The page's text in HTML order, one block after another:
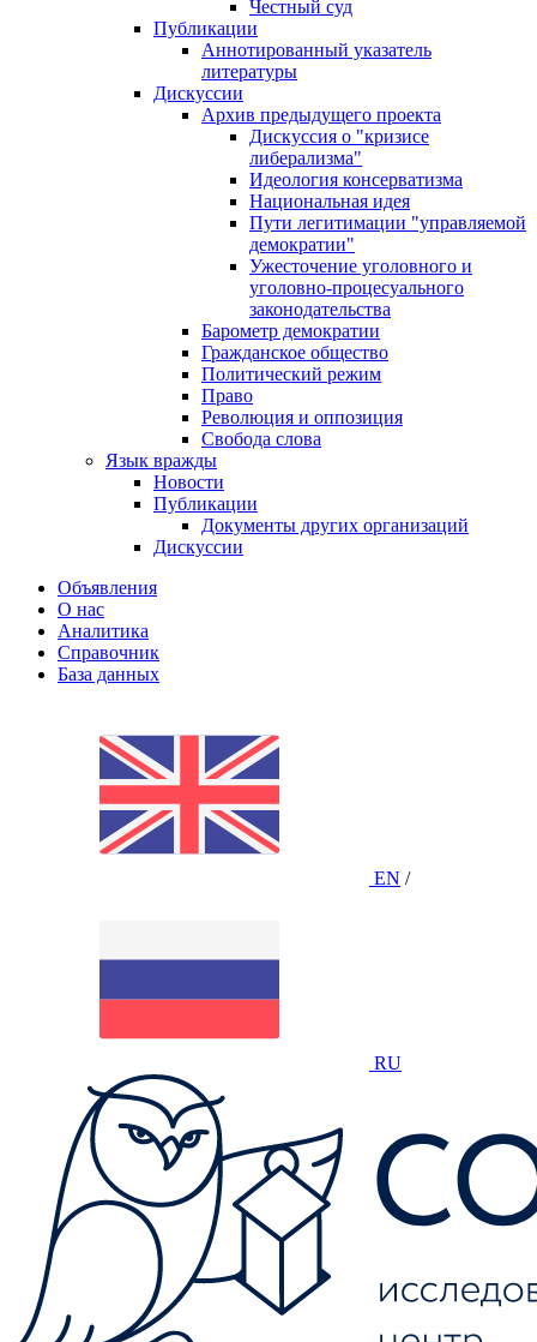
Честный суд
Публикации
Аннотированный указатель
литературы
Дискуссии
Архив предыдущего проекта
Дискуссия о "кризисе
либерализма"
Идеология консерватизма
Национальная идея
Пути легитимации "управляемой
демократии"
Ужесточение уголовного и
уголовно-процесуального
законодательства
Барометр демократии
Гражданское общество
Политический режим
Право
Революция и оппозиция
Свобода слова
Язык вражды
Новости
Публикации
Документы других организаций
Дискуссии
Объявления
О нас
Аналитика
Справочник
База данных
EN /
RU